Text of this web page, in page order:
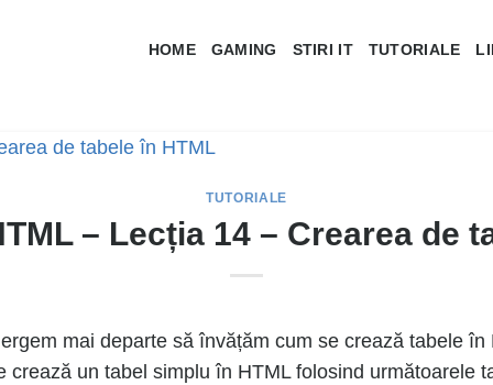
HOME GAMING STIRI IT TUTORIALE
TUTORIALE
– Lecția 14 – Crearea de
mai departe să învățăm cum se crează tabele în
crează un tabel simplu în HTML folosind următoarele